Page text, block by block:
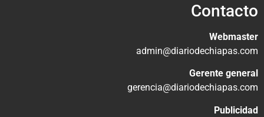
Contacto
Webmaster
admin@diariodechiapas.com
Gerente general
gerencia@diariodechiapas.com
Publicidad